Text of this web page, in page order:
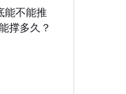
不能推
撑多久？